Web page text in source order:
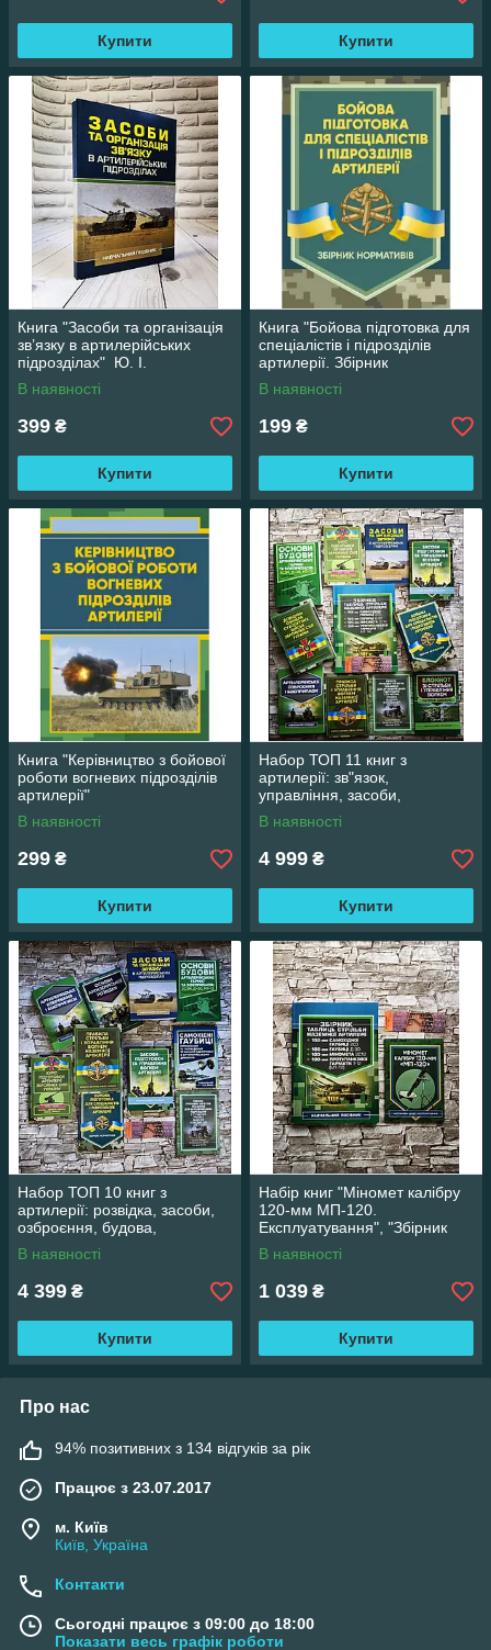
Купити Купити
Книга "Засоби та організація
зв’язку в артилерійських
підрозділах" Ю. І.
Пушкарьов, Л. С. Демидко, М.
М.Ляпа
В наявності
399 ₴
Купити
Книга "Бойова підготовка для
спеціалістів і підрозділів
артилерії. Збірник
нормативів"
В наявності
199 ₴
Купити
Книга "Керівництво з бойової
роботи вогневих підрозділів
артилерії"
В наявності
299 ₴
Купити
Набор ТОП 11 книг з
артилерії: зв"язок,
управління, засоби,
озброєння, будова, стрільба,
боєприписа, ураження
В наявності
4 999 ₴
Купити
Набор ТОП 10 книг з
артилерії: розвідка, засоби,
озброєння, будова,
боєприписа, артилерійський
дивізіон
В наявності
4 399 ₴
Купити
Набір книг "Міномет калібру
120-мм МП-120.
Експлуатування", "Збірник
таблиць стрільби наземної
артилерії"
В наявності
1 039 ₴
Купити
Про нас
94% позитивних з 134 відгуків за рік
Працює з 23.07.2017
м. Київ
Київ, Україна
Контакти
Сьогодні працює з 09:00 до 18:00
Показати весь графік роботи